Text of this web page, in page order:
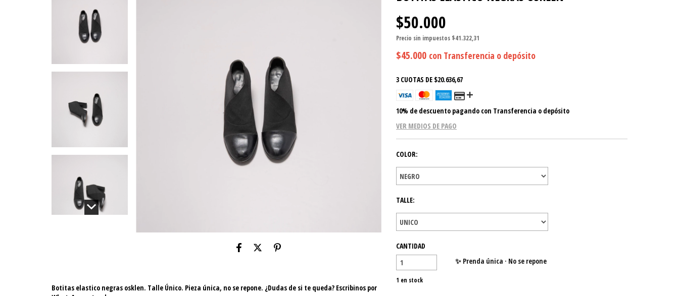
Botitas elastico negras osklen. Talle Único. Pieza única, no se repone. ¿Dudas de si te queda? Escribinos por
$50.000
Precio sin impuestos $41.322,31
$45.000 con Transferencia o depósito
3 CUOTAS DE $20.636,67
10% de descuento pagando con Transferencia o depósito
VER MEDIOS DE PAGO
COLOR:
TALLE:
CANTIDAD
1 en stock
✨ Prenda única · No se repone